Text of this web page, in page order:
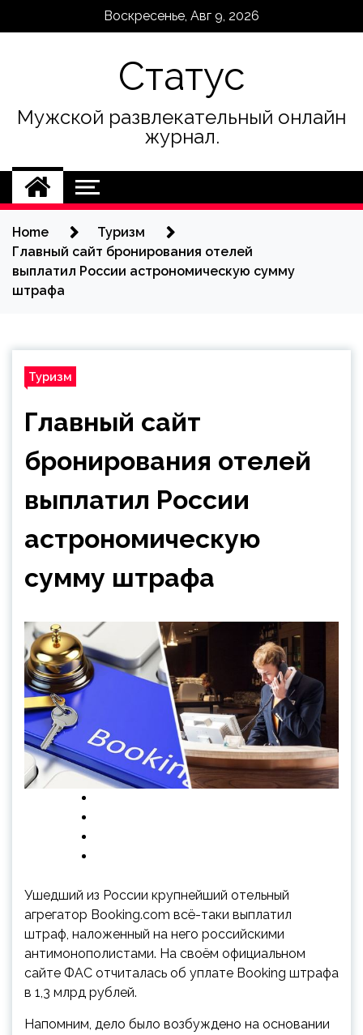
Воскресенье, Авг 9, 2026
Статус
Мужской развлекательный онлайн
журнал.
Home
Туризм
Главный сайт бронирования отелей
выплатил России астрономическую сумму
штрафа
Туризм
Главный сайт
бронирования отелей
выплатил России
астрономическую
сумму штрафа
Ушедший из России крупнейший отельный
агрегатор Booking.com всё-таки выплатил
штраф, наложенный на него российскими
антимонополистами. На своём официальном
сайте ФАС отчиталась об уплате Booking штрафа
в 1,3 млрд рублей.
Напомним, дело было возбуждено на основании